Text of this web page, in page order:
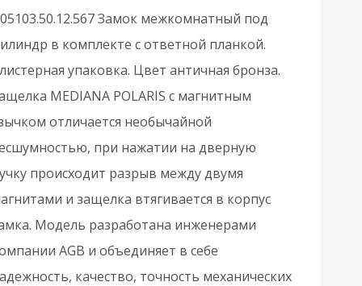
Замок межкомнатный под
в комплекте с ответной планкой.
упаковка. Цвет античная бронза.
MEDIANA POLARIS с магнитным
отличается необычайной
при нажатии на дверную
происходит разрыв между двумя
и защелка втягивается в корпус
Модель разработана инженерами
AGB и объединяет в себе
качество, точность механических